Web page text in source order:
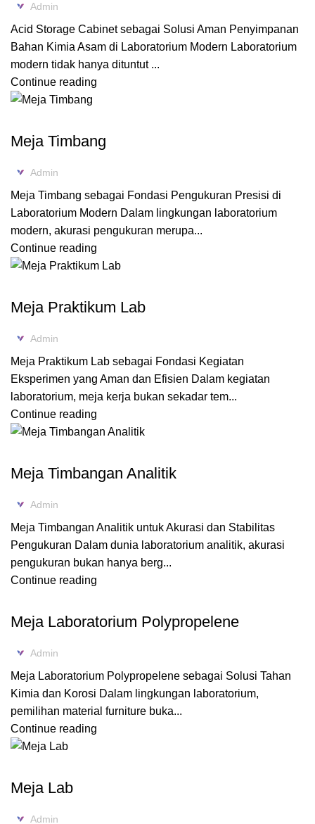
Admin
Acid Storage Cabinet sebagai Solusi Aman Penyimpanan
Bahan Kimia Asam di Laboratorium Modern Laboratorium
modern tidak hanya dituntut ...
Continue reading
Meja Timbang
Admin
Meja Timbang sebagai Fondasi Pengukuran Presisi di
Laboratorium Modern Dalam lingkungan laboratorium
modern, akurasi pengukuran merupa...
Continue reading
Meja Praktikum Lab
Admin
Meja Praktikum Lab sebagai Fondasi Kegiatan
Eksperimen yang Aman dan Efisien Dalam kegiatan
laboratorium, meja kerja bukan sekadar tem...
Continue reading
Meja Timbangan Analitik
Admin
Meja Timbangan Analitik untuk Akurasi dan Stabilitas
Pengukuran Dalam dunia laboratorium analitik, akurasi
pengukuran bukan hanya berg...
Continue reading
Meja Laboratorium Polypropelene
Admin
Meja Laboratorium Polypropelene sebagai Solusi Tahan
Kimia dan Korosi Dalam lingkungan laboratorium,
pemilihan material furniture buka...
Continue reading
Meja Lab
Admin